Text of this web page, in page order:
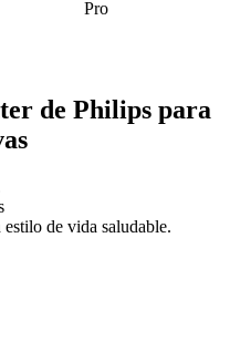
Pro
de Philips para
de vida saludable.